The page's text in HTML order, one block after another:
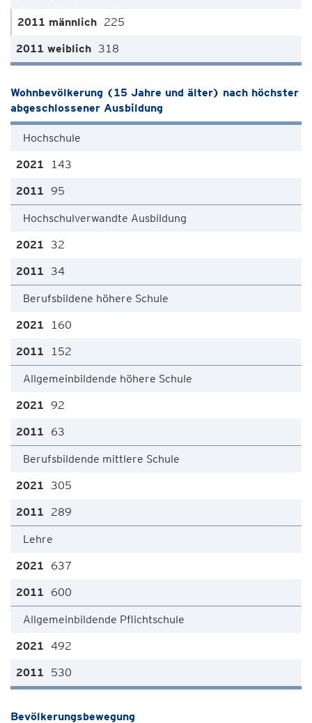
225
318
Wohnbevölkerung (15 Jahre und älter) nach höchster
abgeschlossener Ausbildung
Hochschule
143
95
Hochschulverwandte Ausbildung
32
34
Berufsbildene höhere Schule
160
152
Allgemeinbildende höhere Schule
92
63
Berufsbildende mittlere Schule
305
289
Lehre
637
600
Allgemeinbildende Pflichtschule
492
530
Bevölkerungsbewegung